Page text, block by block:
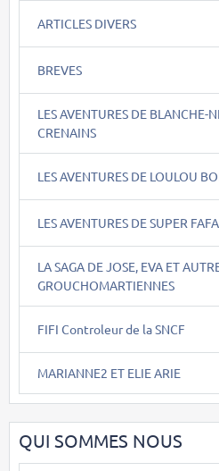
ARTICLES DIVERS
BREVES
LES AVENTURES DE BLANCHE-
CRENAINS
LES AVENTURES DE LOULOU
LES AVENTURES DE SUPER FAFA
LA SAGA DE JOSE, EVA ET
GROUCHOMARTIENNES
FIFI Controleur de la SNCF
MARIANNE2 ET ELIE ARIE
QUI SOMMES NOUS